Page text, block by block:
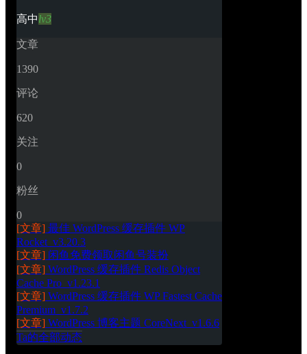
高中lv3
文章
1390
评论
620
关注
0
粉丝
0
[文章] 最佳 WordPress 缓存插件 WP
Rocket_v3.20.3
[文章] 闲鱼免费领取闲鱼号装扮
[文章] WordPress 缓存插件 Redis Object
Cache Pro_v1.23.1
[文章] WordPress 缓存插件 WP Fastest Cache
Premium_v1.7.2
[文章] WordPress 博客主题 CoreNext_v1.6.6
Ta的全部动态